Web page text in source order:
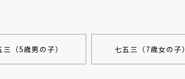
三（5歳男の子） 七五三（7歳女の子）